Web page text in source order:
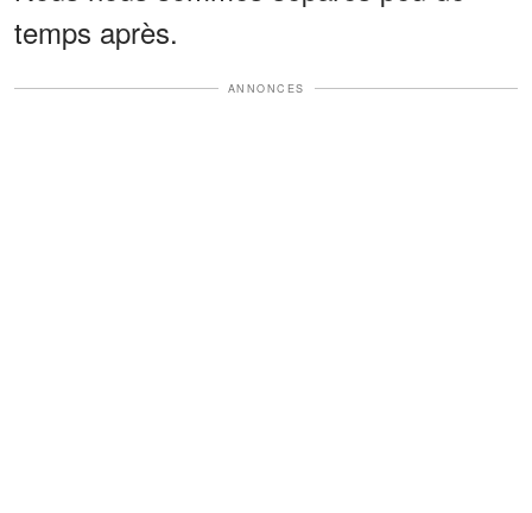
temps après.
ANNONCES